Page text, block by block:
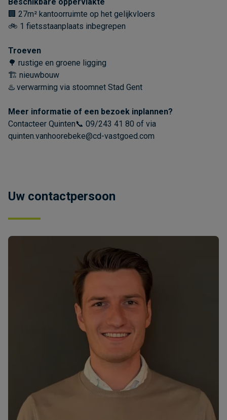
🏢 27m² kantoorruimte op het gelijkvloers
🚲 1 fietsstaanplaats inbegrepen
Troeven
🌳 rustige en groene ligging
🏗️ nieuwbouw
♨️ verwarming via stoomnet Stad Gent
Meer informatie of een bezoek inplannen?
Contacteer Quinten📞 09/243 41 80 of via
quinten.vanhoorebeke@cd-vastgoed.com
Uw contactpersoon